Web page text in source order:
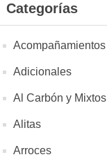
Categorías
Acompañamientos
Adicionales
Al Carbón y Mixtos
Alitas
Arroces